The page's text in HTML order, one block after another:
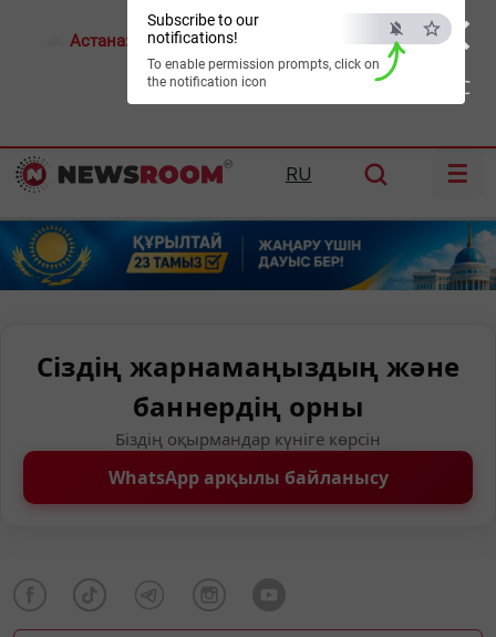
×
ESC
Subscribe to our
notifications!
To enable permission prompts, click on
the notification icon
Астана: 17°C Алматы: Шымкент:24°C
RU ☰
Сіздің жарнамаңыздың және
баннердің орны
Біздің оқырмандар күніге көрсін
WhatsApp арқылы байланысу